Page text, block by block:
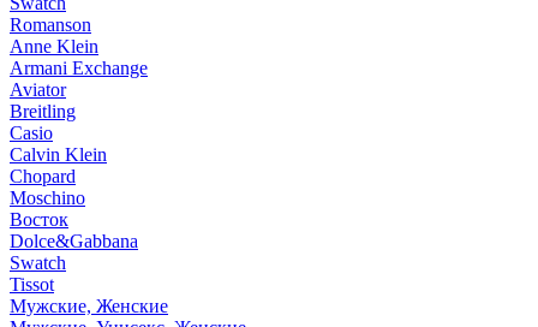
Romanson
Anne Klein
Armani Exchange
Aviator
Breitling
Casio
Calvin Klein
Chopard
Moschino
Восток
Dolce&Gabbana
Swatch
Tissot
Мужские, Женские